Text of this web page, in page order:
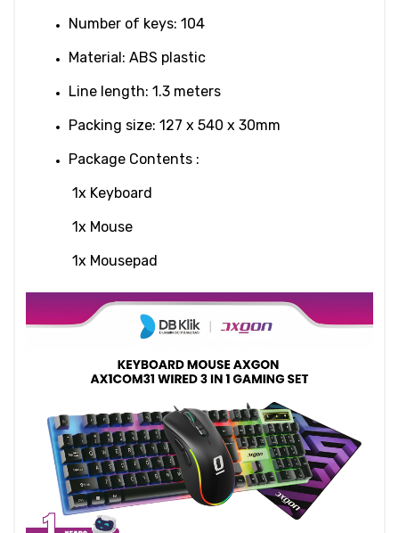
Number of keys: 104
Material: ABS plastic
Line length: 1.3 meters
Packing size: 127 x 540 x 30mm
Package Contents :
1x Keyboard
1x Mouse
1x Mousepad